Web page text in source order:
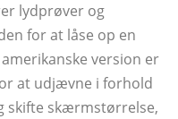
lydprøver og
for at låse op en
version er
at udjævne i forhold
skifte skærmstørrelse,